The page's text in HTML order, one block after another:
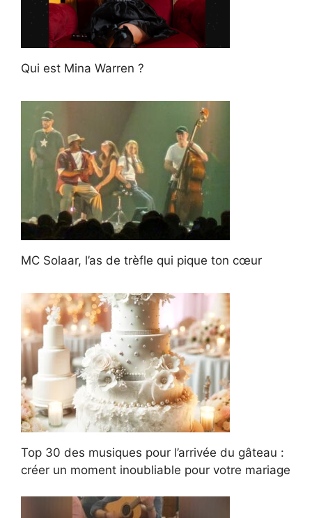
Qui est Mina Warren ?
MC Solaar, l’as de trèfle qui pique ton cœur
Top 30 des musiques pour l’arrivée du gâteau :
créer un moment inoubliable pour votre mariage